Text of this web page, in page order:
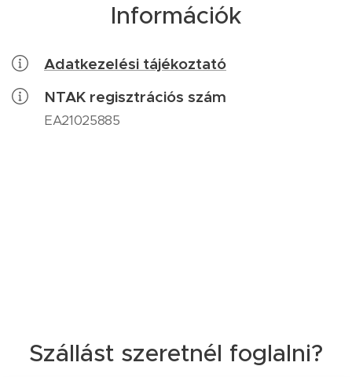
Információk
Adatkezelési tájékoztató
NTAK regisztrációs szám
EA21025885
Szállást szeretnél foglalni?